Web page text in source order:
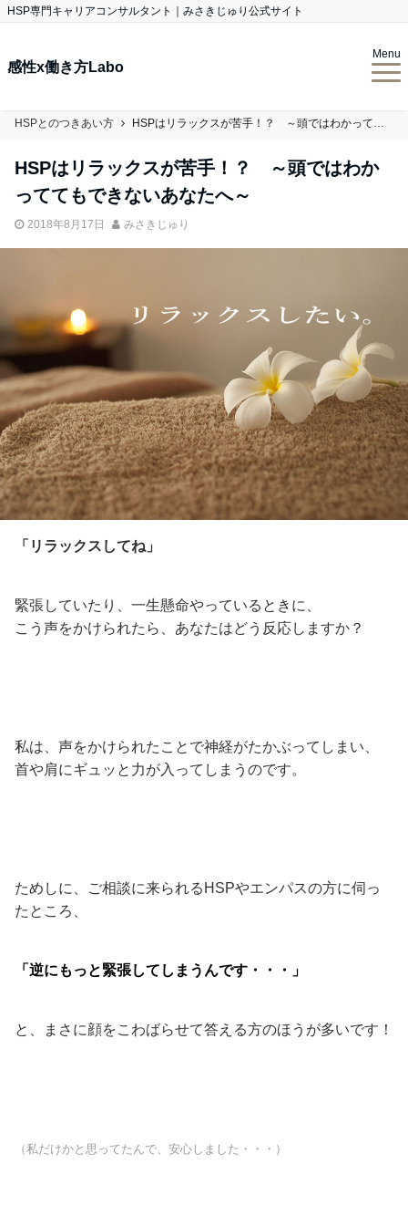
HSP専門キャリアコンサルタント｜みさきじゅり公式サイト
感性x働き方Labo
Menu
HSPとのつきあい方 HSPはリラックスが苦手！？ ～頭ではわかっててもできないあなたへ～
HSPはリラックスが苦手！？ ～頭ではわか
っててもできないあなたへ～
2018年8月17日 みさきじゅり
「リラックスしてね」
緊張していたり、一生懸命やっているときに、
こう声をかけられたら、あなたはどう反応しますか？
私は、声をかけられたことで神経がたかぶってしまい、
首や肩にギュッと力が入ってしまうのです。
ためしに、ご相談に来られるHSPやエンパスの方に伺っ
たところ、
「逆にもっと緊張してしまうんです・・・」
と、まさに顔をこわばらせて答える方のほうが多いです！
（私だけかと思ってたんで、安心しました・・・）